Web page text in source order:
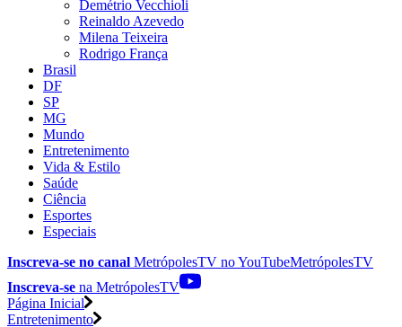
Demétrio Vecchioli
Reinaldo Azevedo
Milena Teixeira
Rodrigo França
Brasil
DF
SP
MG
Mundo
Entretenimento
Vida & Estilo
Saúde
Ciência
Esportes
Especiais
Inscreva-se no canal MetrópolesTV noYouTubeMetrópolesTV
Inscreva-se na MetrópolesTV
Página Inicial
Entretenimento